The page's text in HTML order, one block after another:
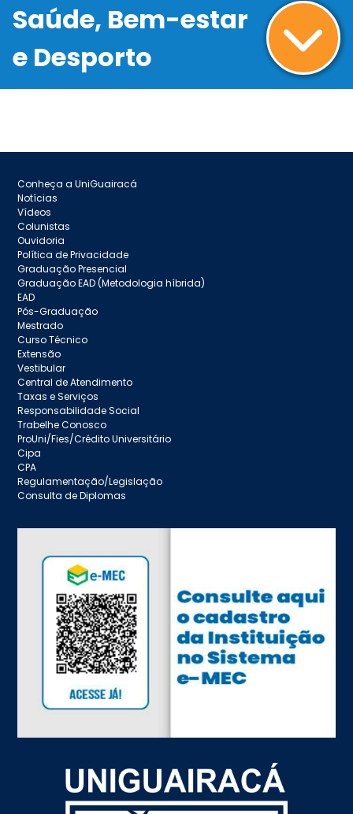
Saúde, Bem-estar
e Desporto
Conheça a UniGuairacá
Notícias
Vídeos
Colunistas
Ouvidoria
Política de Privacidade
Graduação Presencial
Graduação EAD (Metodologia híbrida)
EAD
Pós-Graduação
Mestrado
Curso Técnico
Extensão
Vestibular
Central de Atendimento
Taxas e Serviços
Responsabilidade Social
Trabelhe Conosco
ProUni/Fies/Crédito Universitário
Cipa
CPA
Regulamentação/Legislação
Consulta de Diplomas